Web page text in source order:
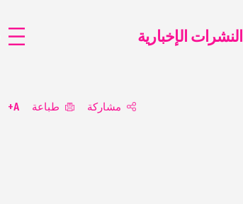
مشاركة طباعة A+
النشرات الإخبارية